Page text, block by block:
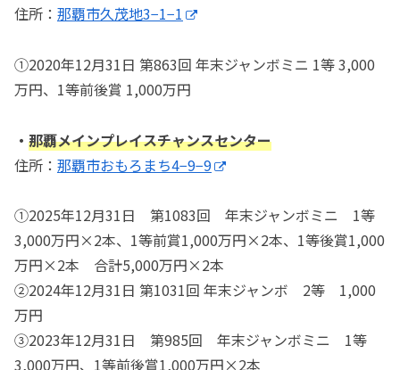
住所： 那覇市久茂地3−1−1
①2020年12月31日 第863回 年末ジャンボミニ 1等 3,000
万円、1等前後賞 1,000万円
・ 那覇メインプレイスチャンスセンター
住所： 那覇市おもろまち4−9−9
①2025年12月31日 第1083回 年末ジャンボミニ 1等
3,000万円×2本、1等前賞1,000万円×2本、1等後賞1,000
万円×2本 合計5,000万円×2本
②2024年12月31日 第1031回 年末ジャンボ 2等 1,000
万円
③2023年12月31日 第985回 年末ジャンボミニ 1等
3,000万円、1等前後賞1,000万円×2本